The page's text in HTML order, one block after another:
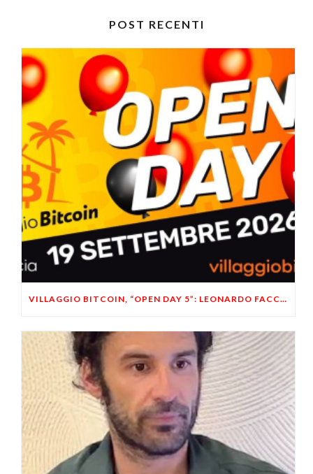
POST RECENTI
VILLAGGIO BITCOIN, “OPEN DAY 5”: LEONARDO FACCO OSPITE A BRESCIA